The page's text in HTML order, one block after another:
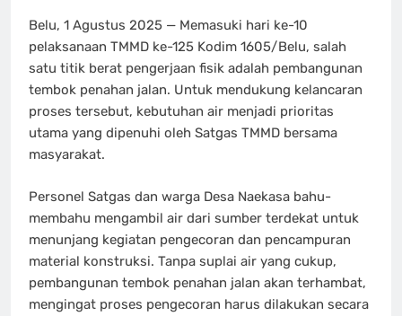
Belu, 1 Agustus 2025 — Memasuki hari ke-10
pelaksanaan TMMD ke-125 Kodim 1605/Belu, salah
satu titik berat pengerjaan fisik adalah pembangunan
tembok penahan jalan. Untuk mendukung kelancaran
proses tersebut, kebutuhan air menjadi prioritas
utama yang dipenuhi oleh Satgas TMMD bersama
masyarakat.
Personel Satgas dan warga Desa Naekasa bahu-
membahu mengambil air dari sumber terdekat untuk
menunjang kegiatan pengecoran dan pencampuran
material konstruksi. Tanpa suplai air yang cukup,
pembangunan tembok penahan jalan akan terhambat,
mengingat proses pengecoran harus dilakukan secara